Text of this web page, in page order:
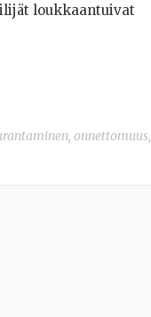
loukkaantuivat
, onnettomuus,